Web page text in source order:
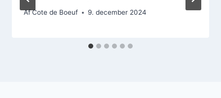
AfCote de Boeuf 9. december 2024